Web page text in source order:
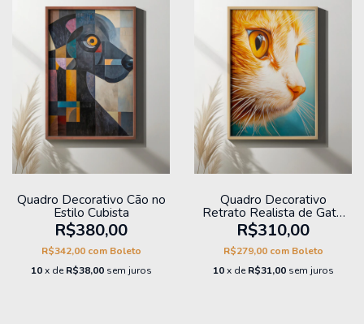
Quadro Decorativo Cão no
Estilo Cubista
R$380,00
R$342,00 com Boleto
10 x de R$38,00 sem juros
Quadro Decorativo
Retrato Realista de Gato
Laranja
R$310,00
R$279,00 com Boleto
10 x de R$31,00 sem juros